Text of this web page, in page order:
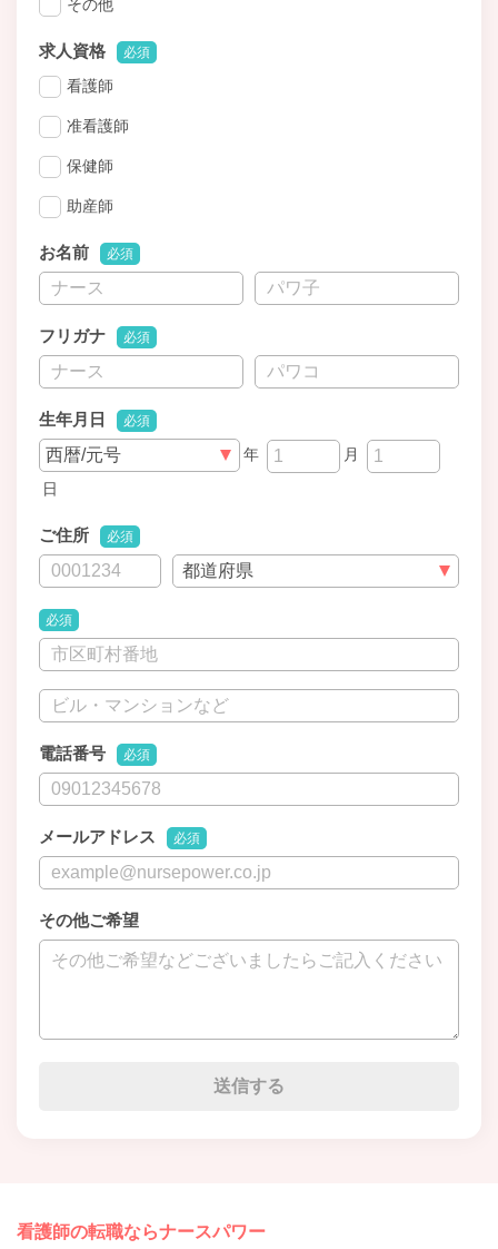
その他
求人資格 必須
看護師
准看護師
保健師
助産師
お名前 必須
フリガナ 必須
生年月日 必須
年
月
日
ご住所 必須
必須
電話番号 必須
メールアドレス 必須
その他ご希望
看護師の転職ならナースパワー